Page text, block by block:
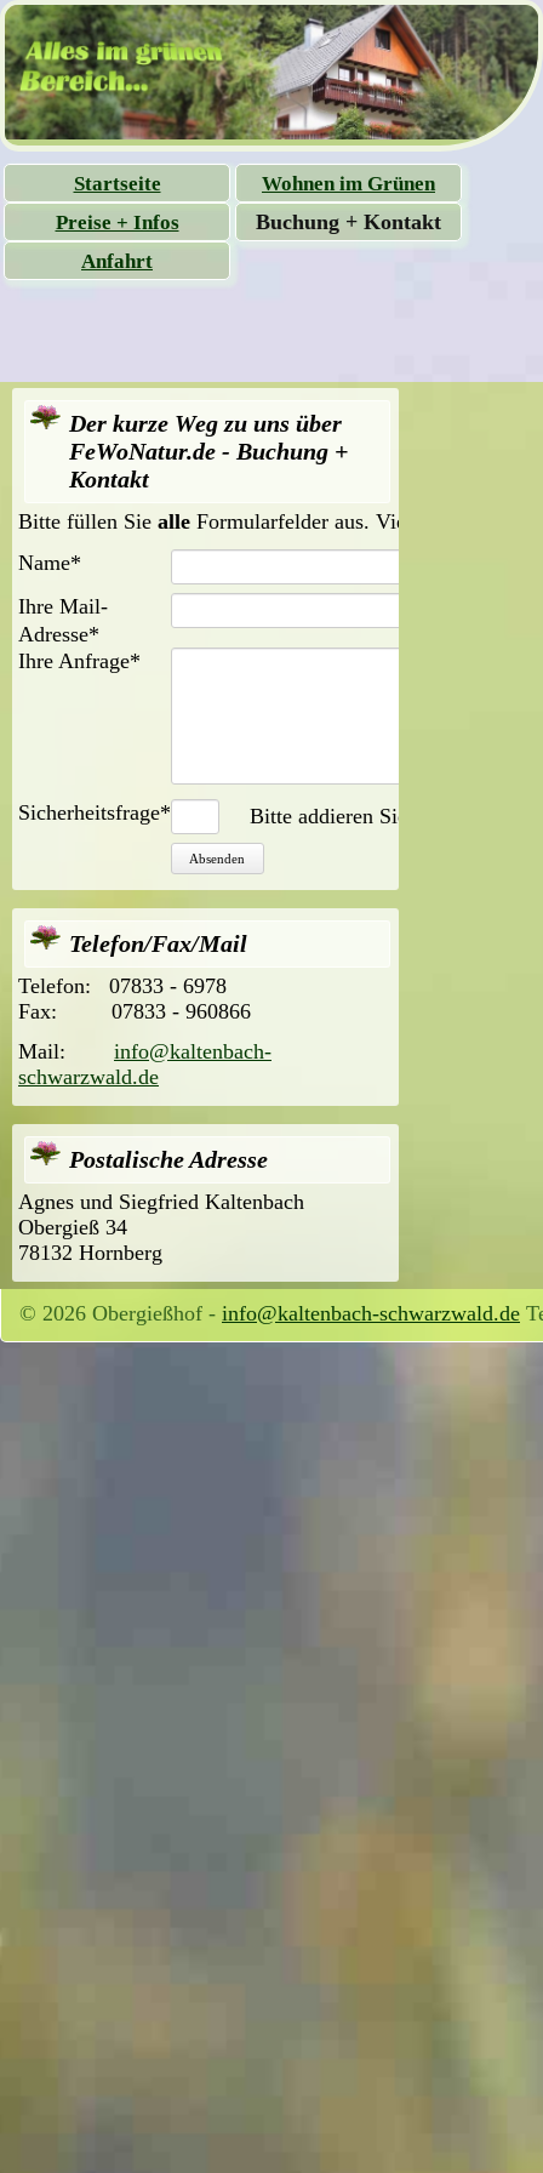
Navigation
überspringen
Startseite
Wohnen im Grünen
Preise + Infos
Buchung + Kontakt
Anfahrt
Der kurze Weg zu uns über
FeWoNatur.de - Buchung +
Kontakt
Bitte füllen Sie alle Formularfelder aus. Vielen Dank
Pflichtfeld
Name*
Pflichtfeld
Ihre Mail-
Adresse*
Pflichtfeld
Ihre Anfrage*
Pflichtfeld
Sicherheitsfrage* Bitte addieren Sie 7 und 2.
Telefon/Fax/Mail
Telefon:
07833 - 6978
Fax: 07833 - 960866
Mail: info@kaltenbach-
schwarzwald.de
Postalische Adresse
Agnes und Siegfried Kaltenbach
Obergieß 34
78132 Hornberg
© 2026 Obergießhof - info@kaltenbach-schwarzwald.de